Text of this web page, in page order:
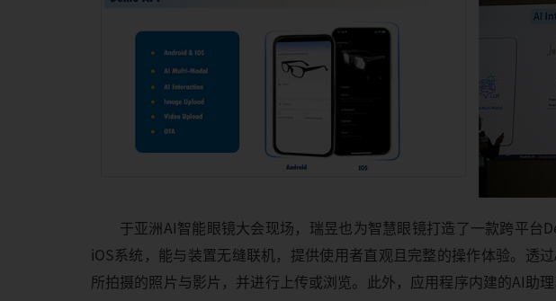
于亚洲AI智能眼镜大会现场，瑞昱也为智慧眼镜打造了一款跨平台
iOS系统，能与装置无缝联机，提供使用者直观且完整的操作体验。透
所拍摄的照片与影片，并进行上传或浏览。此外，应用程序内建的AI助